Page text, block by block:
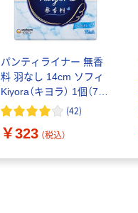
パンティライナー 無香
料 羽なし 14cm ソフィ
Kiyora（キヨラ） 1個（72
枚入） ユニ・チャーム
(42)
￥323 （税込）